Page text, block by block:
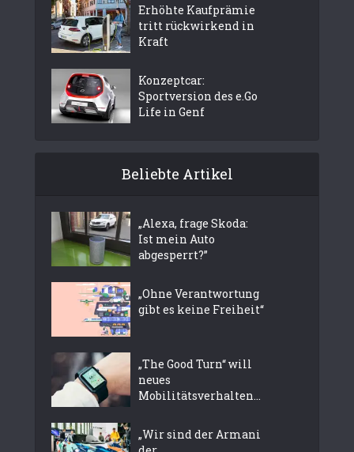
Erhöhte Kaufprämie
tritt rückwirkend in
Kraft
Konzeptcar:
Sportversion des e.Go
Life in Genf
Beliebte Artikel
„Alexa, frage Skoda:
Ist mein Auto
abgesperrt?”
„Ohne Verantwortung
gibt es keine Freiheit“
„The Good Turn“ will
neues
Mobilitätsverhalten...
„Wir sind der Armani